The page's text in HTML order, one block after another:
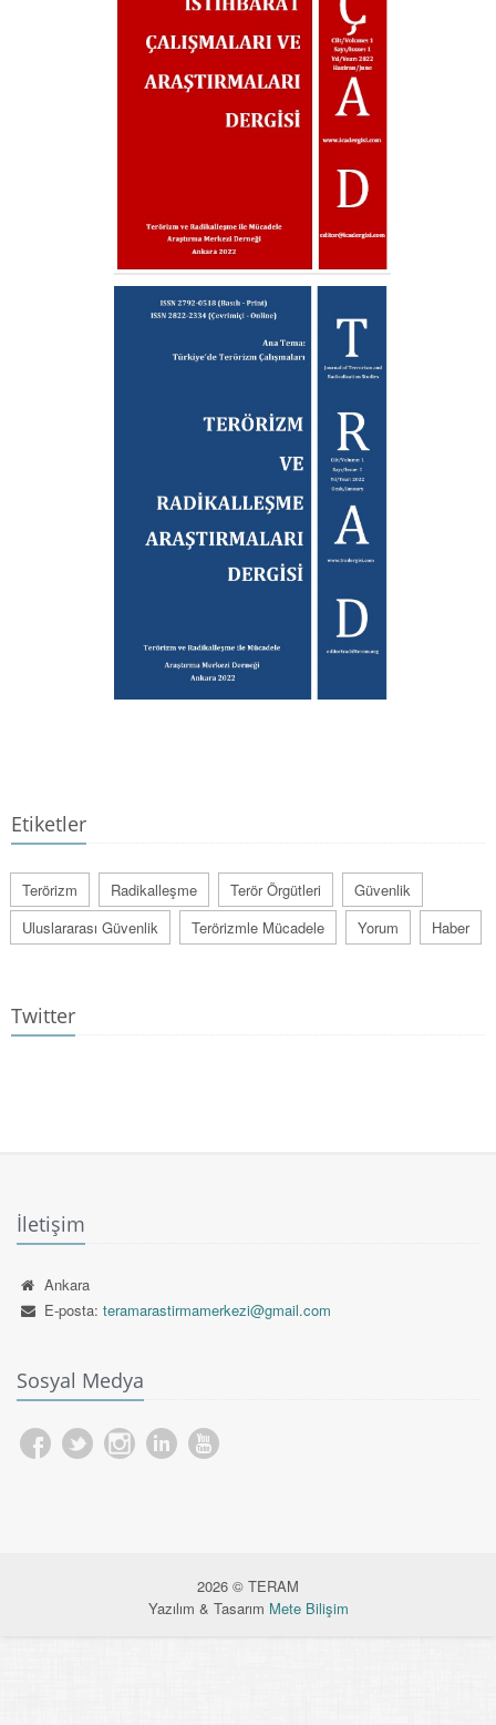
Etiketler
Terörizm Radikalleşme Terör Örgütleri
Güvenlik
Uluslararası Güvenlik
Terörizmle Mücadele Yorum Haber
Twitter
İletişim
Ankara
E-posta: teramarastirmamerkezi@gmail.com
Sosyal Medya
2026 © TERAM
Yazılım & Tasarım Mete Bilişim